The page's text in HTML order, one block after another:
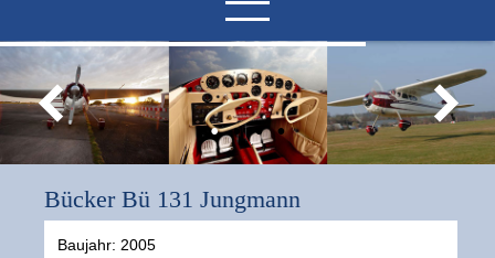
Bücker Bü 131 Jungmann
Baujahr: 2005